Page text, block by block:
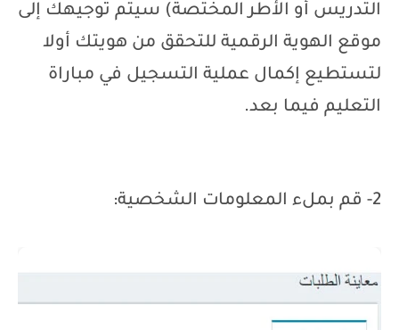
التدريس أو الأطر المختصة) سيتم توجيهك إلى
موقع الهوية الرقمية للتحقق من هويتك أولا
لتستطيع إكمال عملية التسجيل في مباراة
التعليم فيما بعد.
2- قم بملء المعلومات الشخصية: